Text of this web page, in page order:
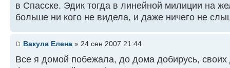
в Спасске. Эдик тогда в линейной милиции на
больше ни кого не видела, и даже ничего не
Вакула Елена » 24 сен 2007 21:44
Все я домой побежала, до дома добирусь,